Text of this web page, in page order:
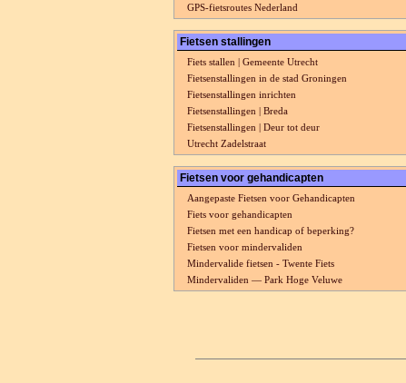
GPS-fietsroutes Nederland
Fietsen stallingen
Fiets stallen | Gemeente Utrecht
Fietsenstallingen in de stad Groningen
Fietsenstallingen inrichten
Fietsenstallingen | Breda
Fietsenstallingen | Deur tot deur
Utrecht Zadelstraat
Fietsen voor gehandicapten
Aangepaste Fietsen voor Gehandicapten
Fiets voor gehandicapten
Fietsen met een handicap of beperking?
Fietsen voor mindervaliden
Mindervalide fietsen - Twente Fiets
Mindervaliden — Park Hoge Veluwe